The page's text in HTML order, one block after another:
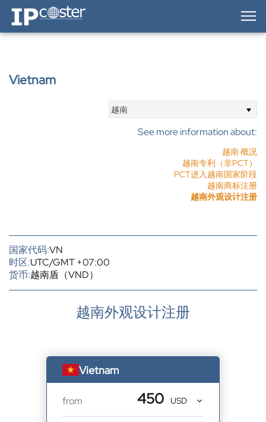
IP-Coster — Home
Vietnam
越南
See more information about:
越南 概况
越南专利（非PCT）
PCT进入越南国家阶段
越南商标注册
越南外观设计注册
国家代码:VN
时区:UTC/GMT +07:00
货币:越南盾（VND）
越南外观设计注册
Vietnam
from 450